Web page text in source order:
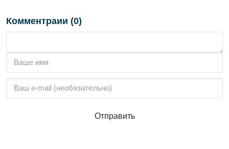
Комментраии (0)
Отправить